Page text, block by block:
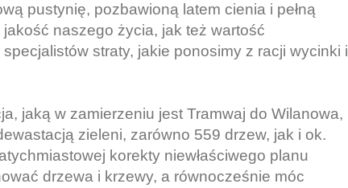
pustynię, pozbawioną latem cienia i pełną
jakość naszego życia, jak też wartość
straty, jakie ponosimy z racji wycinki i
jaką w zamierzeniu jest Tramwaj do Wilanowa,
zieleni, zarówno 559 drzew, jak i ok.
korekty niewłaściwego planu
drzewa i krzewy, a równocześnie móc